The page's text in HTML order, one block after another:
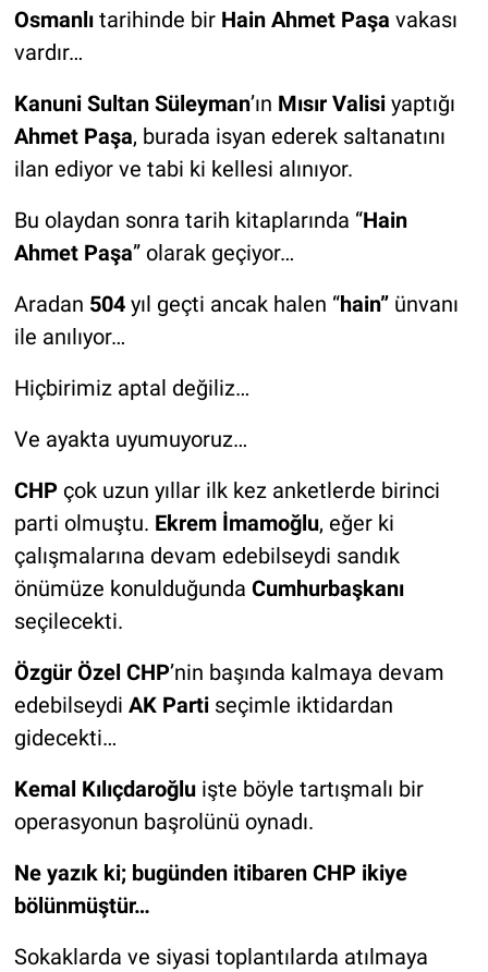
Osmanlı tarihinde bir Hain Ahmet Paşa vakası
vardır…
Kanuni Sultan Süleyman’ın Mısır Valisiyaptığı
Ahmet Paşa, burada isyan ederek saltanatını
ilan ediyor ve tabi ki kellesi alınıyor.
Bu olaydan sonra tarih kitaplarında “Hain
Ahmet Paşa” olarak geçiyor…
Aradan 504yıl geçti ancak halen “hain”ünvanı
ile anılıyor…
Hiçbirimiz aptal değiliz…
Ve ayakta uyumuyoruz…
CHP çok uzun yıllar ilk kez anketlerde birinci
parti olmuştu. Ekrem İmamoğlu, eğer ki
çalışmalarına devam edebilseydi sandık
önümüze konulduğunda Cumhurbaşkanı
seçilecekti.
Özgür Özel CHP’nin başında kalmaya devam
edebilseydi AK Parti seçimle iktidardan
gidecekti…
Kemal Kılıçdaroğluişte böyle tartışmalı bir
operasyonun başrolünü oynadı.
Ne yazık ki; bugünden itibaren CHP ikiye
bölünmüştür…
Sokaklarda ve siyasi toplantılarda atılmaya